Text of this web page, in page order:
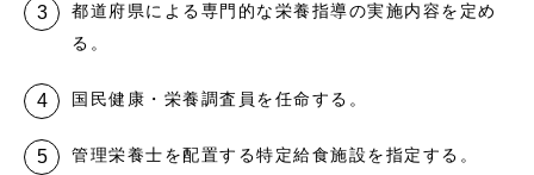
都道府県による専門的な栄養指導の実施内容を定め
る。
国民健康・栄養調査員を任命する。
管理栄養士を配置する特定給食施設を指定する。